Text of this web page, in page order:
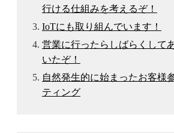
行ける仕組みを考えるぞ！
IoTにも取り組んでいます！
営業に行ったらしばらくして
いたぞ！
自然発生的に始まったお客様
ティング